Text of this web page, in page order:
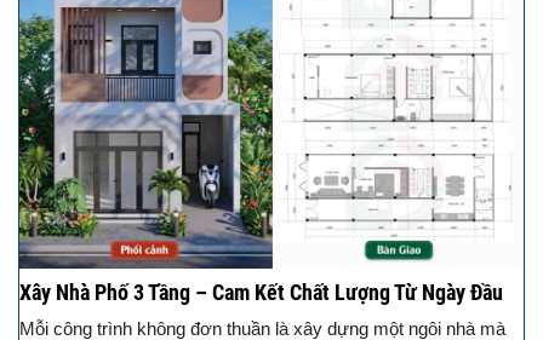
Xây Nhà Phố 3 Tầng – Cam Kết Chất Lượng Từ Ngày Đầu
Mỗi công trình không đơn thuần là xây dựng một ngôi nhà mà